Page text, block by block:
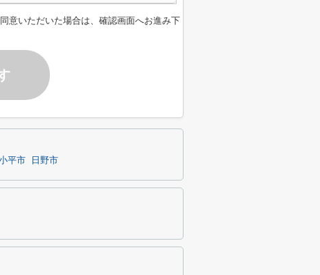
意いただいた場合は、確認画面へお進み下
平市 日野市